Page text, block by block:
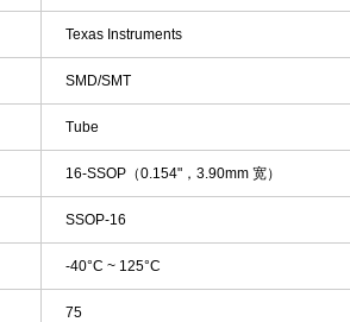
Texas Instruments
SMD/SMT
Tube
16-SSOP（0.154"，3.90mm 宽）
SSOP-16
-40°C ~ 125°C
75